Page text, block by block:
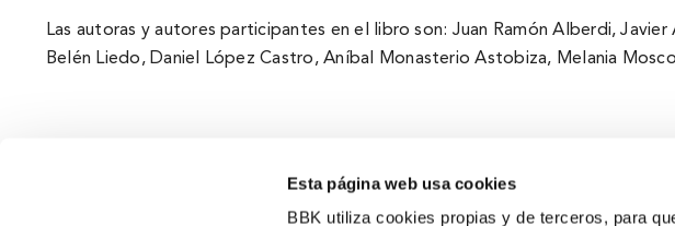
Esta página web usa cookies
BBK utiliza cookies propias y de terceros, para
Las autoras y autores participantes en el libro son: Juan Ramón Alberdi,
Belén Liedo, Daniel López Castro, Aní­bal Monasterio Astobiza, Melania